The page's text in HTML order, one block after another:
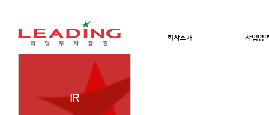
회사소개 사업영
IR